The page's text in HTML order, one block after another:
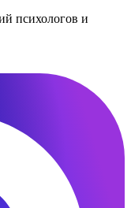
психологов и